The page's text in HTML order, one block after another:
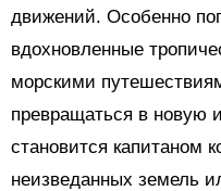
движений. Особенно
вдохновленные
морскими
превращаться в новую
становится капитаном
неизведанных земель